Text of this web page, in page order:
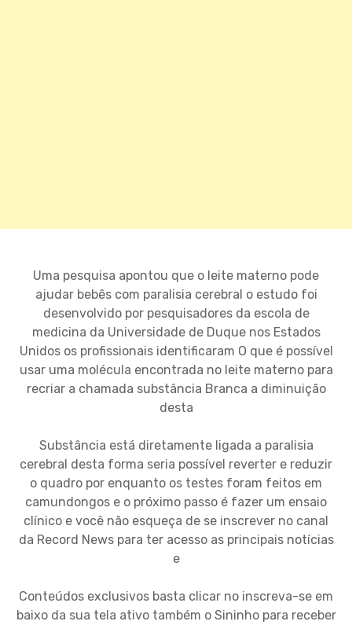
Uma pesquisa apontou que o leite materno pode
ajudar bebês com paralisia cerebral o estudo foi
desenvolvido por pesquisadores da escola de
medicina da Universidade de Duque nos Estados
Unidos os profissionais identificaram O que é possível
usar uma molécula encontrada no leite materno para
recriar a chamada substância Branca a diminuição
desta
Substância está diretamente ligada a paralisia
cerebral desta forma seria possível reverter e reduzir
o quadro por enquanto os testes foram feitos em
camundongos e o próximo passo é fazer um ensaio
clínico e você não esqueça de se inscrever no canal
da Record News para ter acesso as principais notícias
e
Conteúdos exclusivos basta clicar no inscreva-se em
baixo da sua tela ativo também o Sininho para receber